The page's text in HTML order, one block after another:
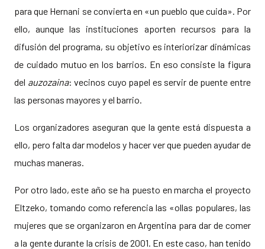
para que Hernani se convierta en «un pueblo que cuida». Por
ello, aunque las instituciones aporten recursos para la
difusión del programa, su objetivo es interiorizar dinámicas
de cuidado mutuo en los barrios. En eso consiste la figura
del auzozaina: vecinos cuyo papel es servir de puente entre
las personas mayores y el barrio.
Los organizadores aseguran que la gente está dispuesta a
ello, pero falta dar modelos y hacer ver que pueden ayudar de
muchas maneras.
Por otro lado, este año se ha puesto en marcha el proyecto
Eltzeko, tomando como referencia las «ollas populares, las
mujeres que se organizaron en Argentina para dar de comer
a la gente durante la crisis de 2001. En este caso, han tenido